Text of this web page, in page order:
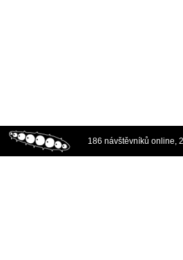
186 návštěvníků online,